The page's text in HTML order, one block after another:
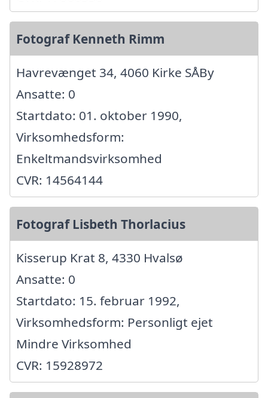
Fotograf Kenneth Rimm
Havrevænget 34, 4060 Kirke SÅBy
Ansatte: 0
Startdato: 01. oktober 1990,
Virksomhedsform:
Enkeltmandsvirksomhed
CVR: 14564144
Fotograf Lisbeth Thorlacius
Kisserup Krat 8, 4330 Hvalsø
Ansatte: 0
Startdato: 15. februar 1992,
Virksomhedsform: Personligt ejet
Mindre Virksomhed
CVR: 15928972